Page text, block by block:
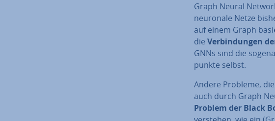
Graph Neural
neuronale Netze
auf einem Graph
die Ver­bin­dun­gen
GNNs sind die
punk­te selbst.
Andere Probleme,
auch durch Graph
Problem der Black